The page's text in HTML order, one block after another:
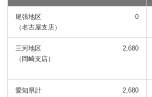
尾張地区
（名古屋支店）
0
三河地区
（岡崎支店）
2,680
愛知県計 2,680